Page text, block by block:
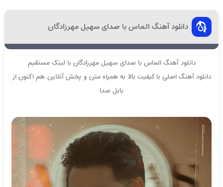
دانلود آهنگ الماس با صدای سهیل مهرزادگان
دانلود آهنگ الماس با صدای سهیل مهرزادگان با لینک مستقیم
دانلود آهنگ اصلی با کیفیت بالا به همراه متن و پخش آنلاین هم اکنون از
بابل صدا